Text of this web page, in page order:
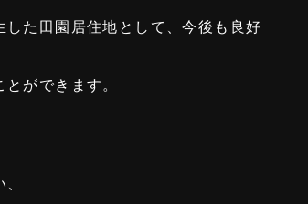
た田園居住地として、今後も良好
ができます。